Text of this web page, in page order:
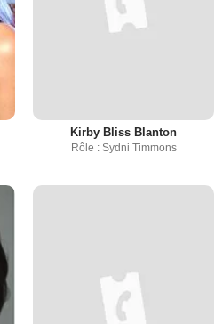
Kirby Bliss Blanton
Rôle : Sydni Timmons